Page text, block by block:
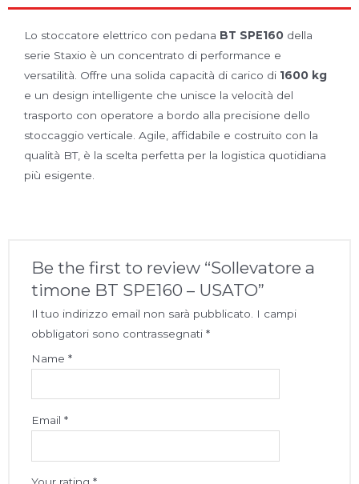
Lo stoccatore elettrico con pedana BT SPE160 della
serie Staxio è un concentrato di performance e
versatilità. Offre una solida capacità di carico di 1600 kg
e un design intelligente che unisce la velocità del
trasporto con operatore a bordo alla precisione dello
stoccaggio verticale. Agile, affidabile e costruito con la
qualità BT, è la scelta perfetta per la logistica quotidiana
più esigente.
Be the first to review “Sollevatore a
timone BT SPE160 – USATO”
Il tuo indirizzo email non sarà pubblicato.
I campi
obbligatori sono contrassegnati*
Name*
Email*